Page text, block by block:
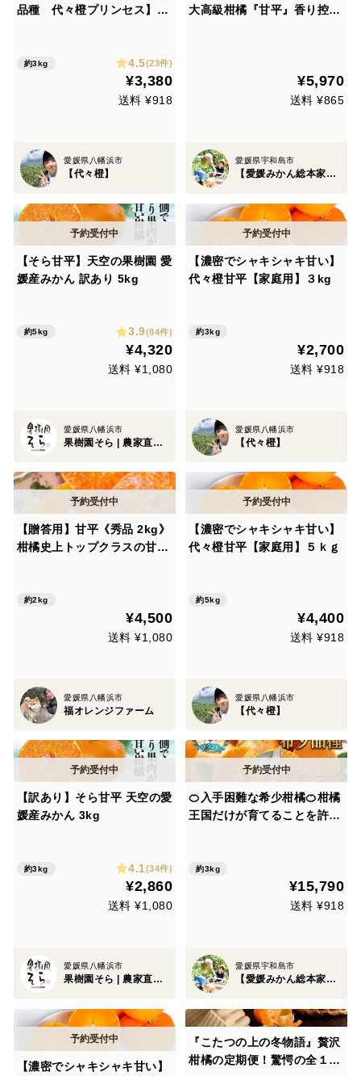
品種 代々橙プリンセス】訳
約3kg 4.5(23件)
¥3,380
送料 ¥918
愛媛県八幡浜市
【代々橙】
大高級柑橘『甘平』香り控え
ペーン約1㎏【2月上旬予約】
¥5,970
送料 ¥865
愛媛県宇和島市
【愛媛みかん総本家】山内ファーム崖上の宇和島ブランド
【そら甘平】天空の果樹園 愛
媛産みかん 訳あり 5kg
約5kg 3.9(84件)
¥4,320
送料 ¥1,080
愛媛県八幡浜市
果樹園そら | 農家直送みかん
【濃密でシャキシャキ甘い】
代々橙甘平【家庭用】３kg
約3kg
¥2,700
送料 ¥918
愛媛県八幡浜市
【代々橙】
【贈答用】甘平《秀品 2kg》
柑橘史上トップクラスの甘さ
約2kg
¥4,500
送料 ¥1,080
愛媛県八幡浜市
福オレンジファーム
【濃密でシャキシャキ甘い】
代々橙甘平【家庭用】５ｋｇ
約5kg
¥4,400
送料 ¥918
愛媛県八幡浜市
【代々橙】
【訳あり】そら甘平 天空の愛
媛産みかん 3kg
約3kg 4.1(34件)
¥2,860
送料 ¥1,080
愛媛県八幡浜市
果樹園そら | 農家直送みかん
🍊入手困難な希少柑橘🍊柑橘
王国だけが育てることを許さ
旬予約】
約3kg
¥15,790
送料 ¥918
愛媛県宇和島市
【愛媛みかん総本家】山内ファーム崖上の宇和島ブランド
【濃密でシャキシャキ甘い】
『こたつの上の冬物語』贅沢
柑橘の定期便！驚愕の全１５